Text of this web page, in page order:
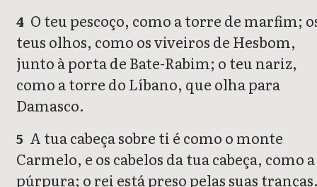
4 O teu pescoço, como a torre de marfim;
teus olhos, como os viveiros de Hesbom,
junto à porta de Bate-Rabim; o teu nariz,
como a torre do Líbano, que olha para
Damasco.
5 A tua cabeça sobre ti é como o monte
Carmelo, e os cabelos da tua cabeça, como a
púrpura; o rei está preso pelas suas